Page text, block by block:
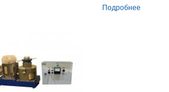
Подробнее